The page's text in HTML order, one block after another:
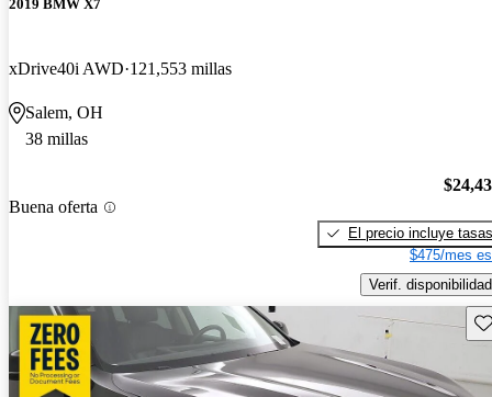
2019 BMW X7
xDrive40i AWD 121,553 millas
Salem, OH
38 millas
Buena oferta
El precio incluye tasas
$475/mes
Verif. disponibilidad